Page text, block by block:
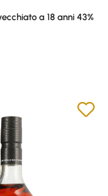
a 18 anni 43%